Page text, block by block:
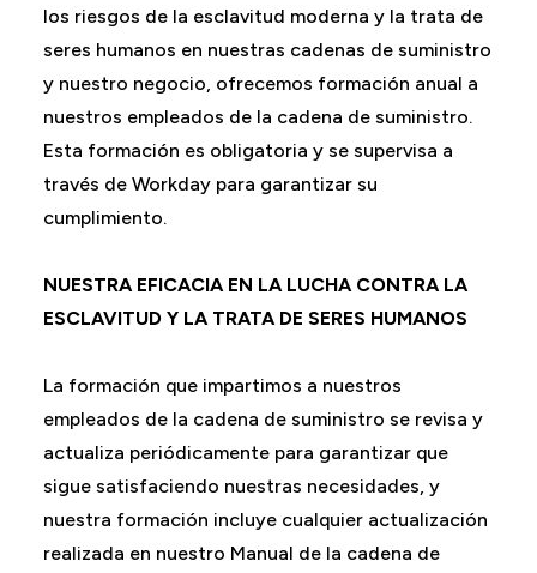
los riesgos de la esclavitud moderna y la trata de
seres humanos en nuestras cadenas de suministro
y nuestro negocio, ofrecemos formación anual a
nuestros empleados de la cadena de suministro.
Esta formación es obligatoria y se supervisa a
través de Workday para garantizar su
cumplimiento.
NUESTRA EFICACIA EN LA LUCHA CONTRA LA
ESCLAVITUD Y LA TRATA DE SERES HUMANOS
La formación que impartimos a nuestros
empleados de la cadena de suministro se revisa y
actualiza periódicamente para garantizar que
sigue satisfaciendo nuestras necesidades, y
nuestra formación incluye cualquier actualización
realizada en nuestro Manual de la cadena de